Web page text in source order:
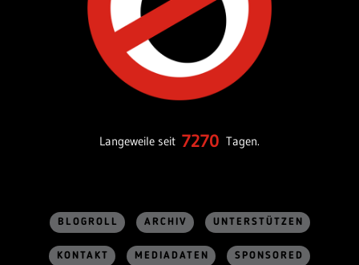
Langeweile seit 7270 Tagen.
BLOGROLL ARCHIV UNTERSTÜTZEN
KONTAKT MEDIADATEN SPONSORED